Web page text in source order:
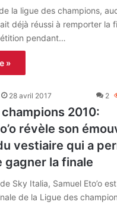
la ligue des champions,
déjà réussi à remporter la
pendant…
»
28 avril 2017 2
2010:
révèle son
vestiaire qui a
gagner la finale
Sky Italia, Samuel Eto’o est
de la Ligue des